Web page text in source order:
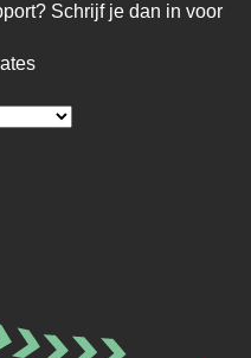
Schrijf je dan in voor